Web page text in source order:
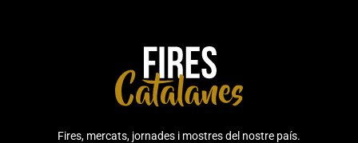
Fires, mercats, jornades i mostres del nostre país.